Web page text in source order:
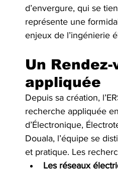
d’envergure, qui se
représente une
enjeux de l’ingénierie
Un
appliquée
Depuis sa création,
recherche appliquée
d’Électronique,
Douala, l’équipe se
et pratique. Les
Les réseaux